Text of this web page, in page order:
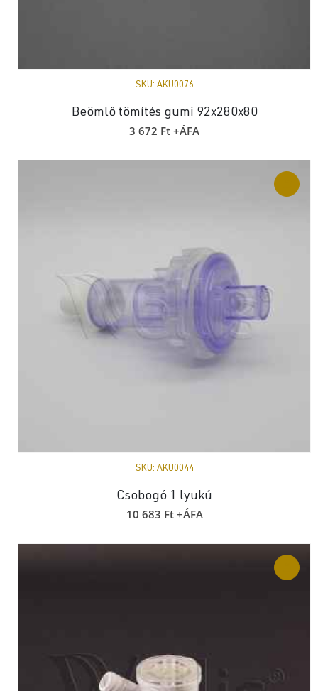
SKU: AKU0076
Beömlő tömítés gumi 92x280x80
3 672 Ft +ÁFA
SKU: AKU0044
Csobogó 1 lyukú
10 683 Ft+ÁFA